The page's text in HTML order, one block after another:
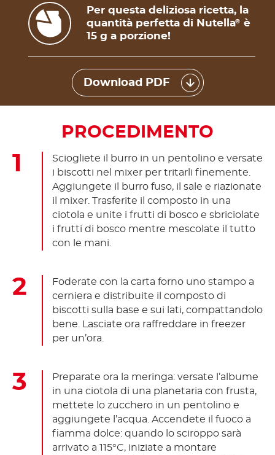
Per questa deliziosa ricetta, la
quantità perfetta di Nutella®
è
15 g a porzione!
Download PDF
PROCEDIMENTO
Sciogliete il burro in un pentolino e versate
i biscotti nel mixer per tritarli finemente.
Aggiungete il burro fuso, il sale e riazionate
il mixer. Trasferite il composto in una
ciotola e unite i frutti di bosco e sbriciolate
i frutti di bosco mentre mescolate il tutto
con le mani.
Foderate con la carta forno uno stampo a
cerniera e distribuite il composto di
biscotti sulla base e sui lati, compattandolo
bene. Lasciate ora raffreddare in freezer
per un’ora.
Preparate ora la meringa: versate l’albume
in una ciotola di una planetaria con frusta,
mettete lo zucchero in un pentolino e
aggiungete l’acqua. Accendete il fuoco a
fiamma dolce: quando lo sciroppo sarà
arrivato a 115°C, iniziate a montare